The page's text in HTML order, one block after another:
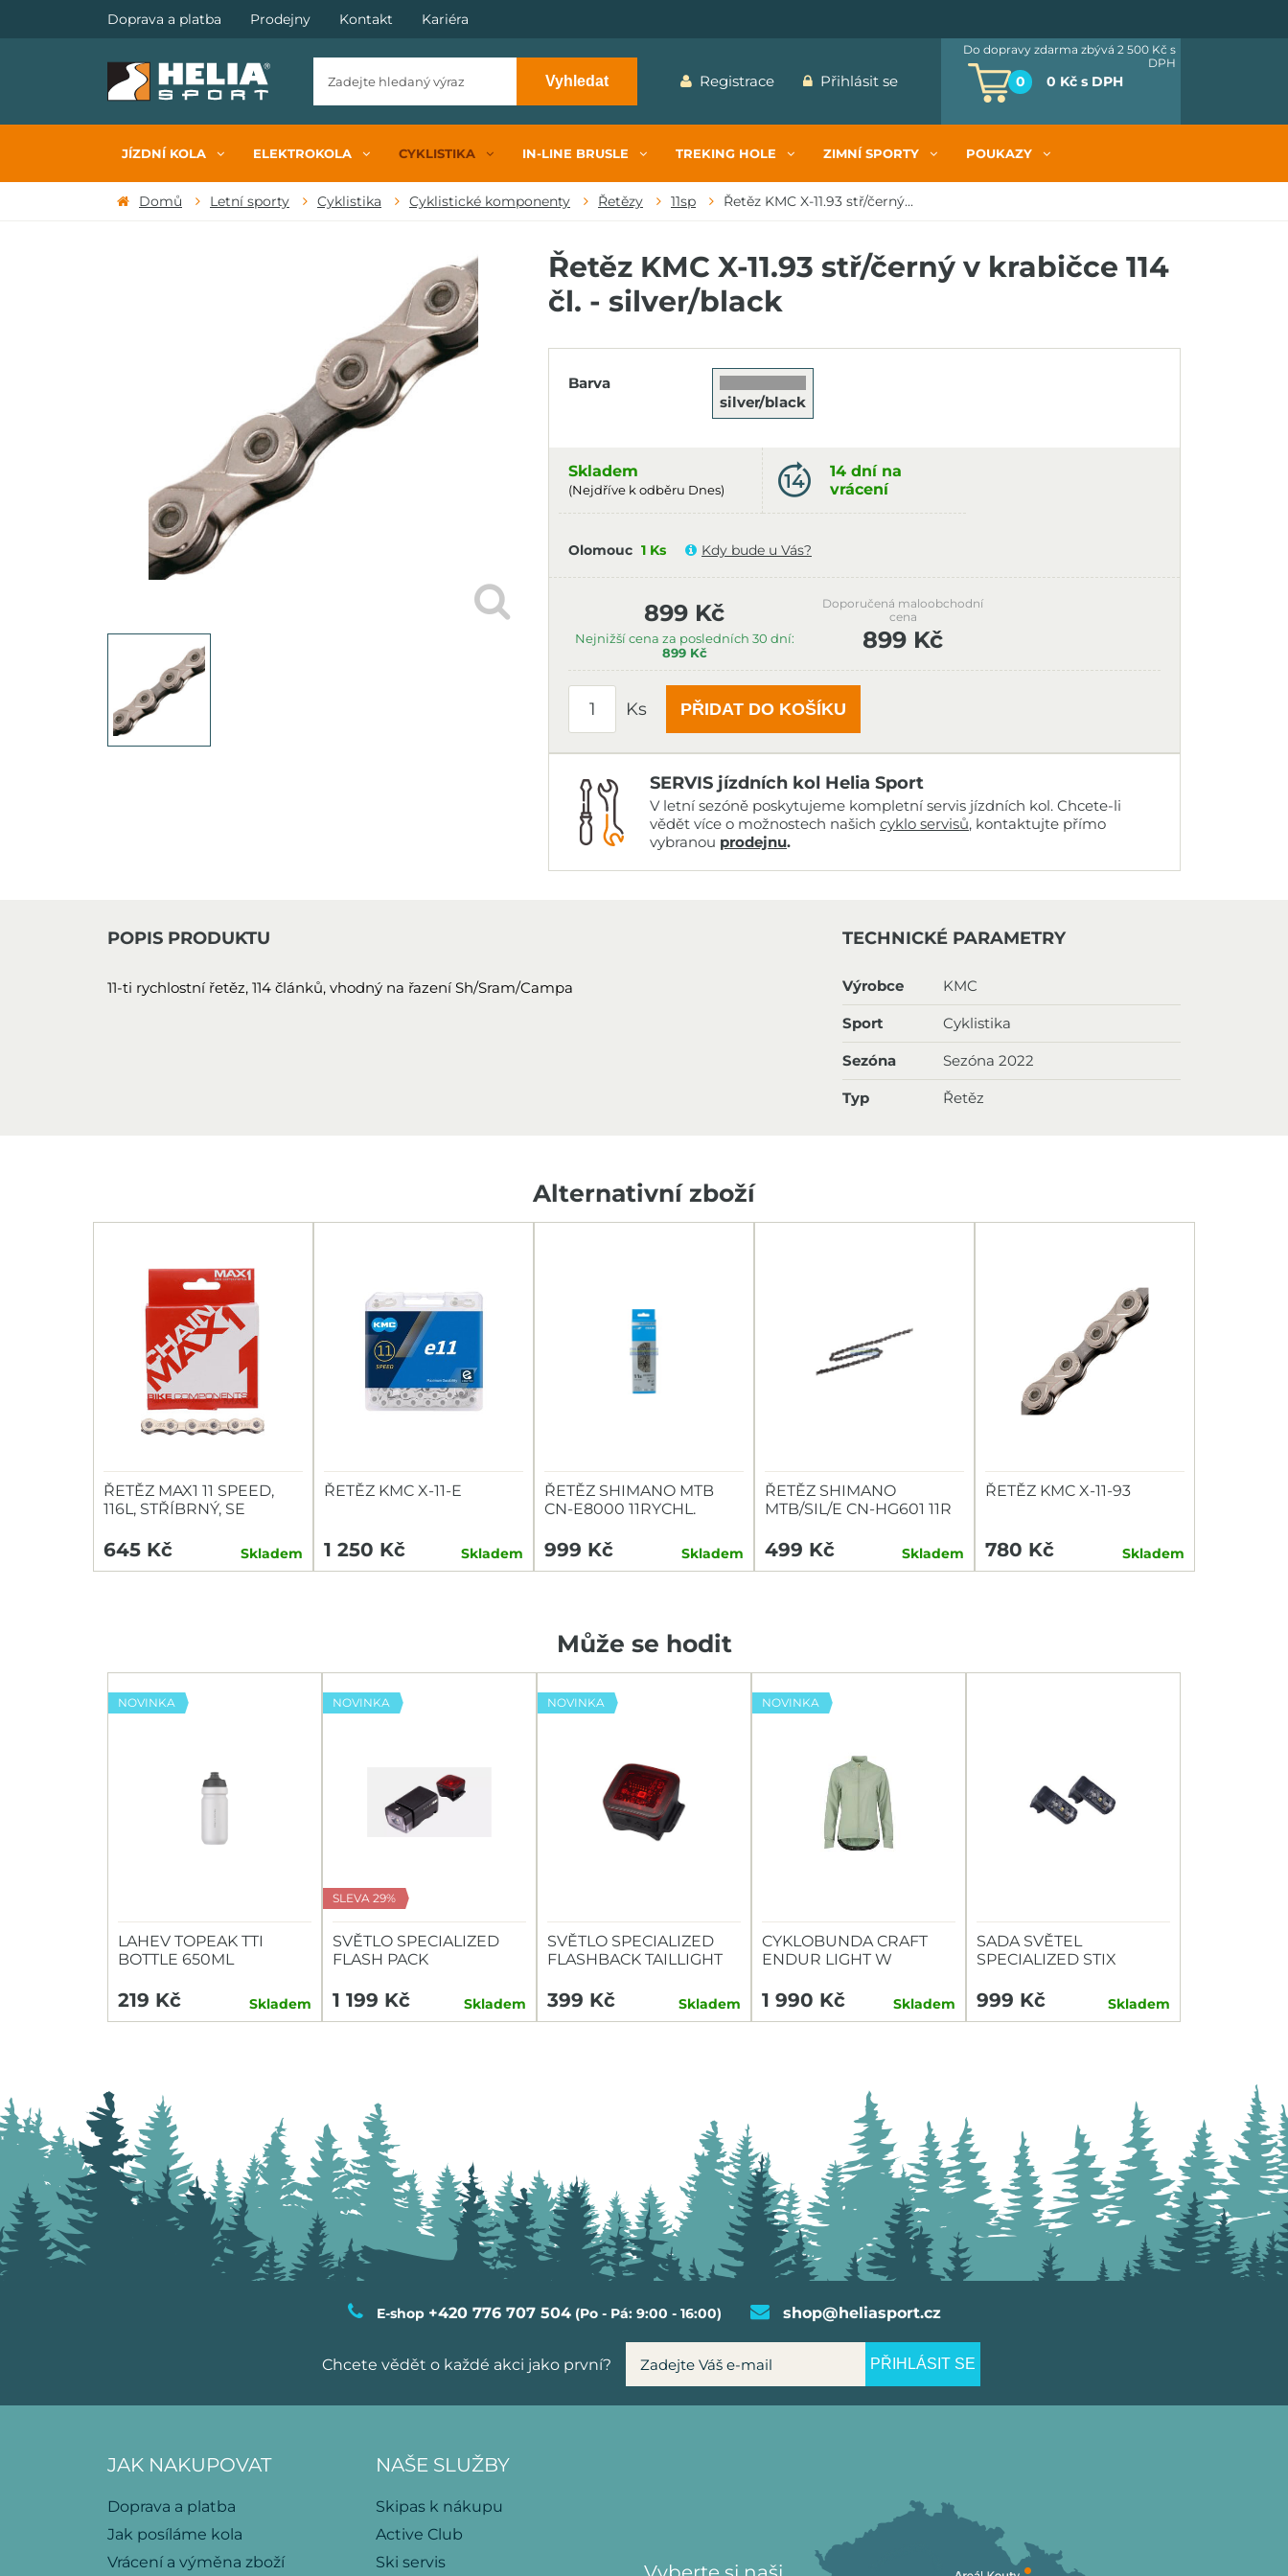
Doprava a platba Prodejny Kontakt Kariéra
Vyhledat Registrace Přihlásit se 0 0 Kč s DPH
Do dopravy zdarma zbývá 2 500 Kč s
DPH
JÍZDNÍ KOLA ELEKTROKOLA CYKLISTIKA IN-LINE BRUSLE TREKING HOLE ZIMNÍ SPORTY POUKAZY
Domů Letní sporty Cyklistika Cyklistické komponenty Řetězy 11sp Řetěz KMC X-11.93 stř/černý...
Řetěz KMC X-11.93 stř/černý v krabičce 114
čl. - silver/black
Barva
silver/black
Skladem
(Nejdříve k odběru Dnes)
14 dní na
vrácení
Olomouc 1 Ks Kdy bude u Vás?
899 Kč
Nejnižší cena za posledních 30 dní:
899 Kč
Doporučená maloobchodní
cena
899 Kč
Ks PŘIDAT DO KOŠÍKU
SERVIS jízdních kol Helia Sport
V letní sezóně poskytujeme kompletní servis jízdních kol. Chcete-li
vědět více o možnostech našich cyklo servisů, kontaktujte přímo
vybranou prodejnu.
POPIS PRODUKTU
11-ti rychlostní řetěz, 114 článků, vhodný na řazení Sh/Sram/Campa
TECHNICKÉ PARAMETRY
Výrobce KMC
Sport Cyklistika
Sezóna Sezóna 2022
Typ Řetěz
Alternativní zboží
ŘETĚZ MAX1 11 SPEED,
116L, STŘÍBRNÝ, SE
645 Kč Skladem
ŘETĚZ KMC X-11-E
1 250 Kč Skladem
ŘETĚZ SHIMANO MTB
CN-E8000 11RYCHL.
999 Kč Skladem
ŘETĚZ SHIMANO
MTB/SIL/E CN-HG601 11R
499 Kč Skladem
ŘETĚZ KMC X-11-93
780 Kč Skladem
Může se hodit
NOVINKA
LAHEV TOPEAK TTI
BOTTLE 650ML
219 Kč Skladem
NOVINKA
SLEVA 29%
SVĚTLO SPECIALIZED
FLASH PACK
1 199 Kč Skladem
NOVINKA
SVĚTLO SPECIALIZED
FLASHBACK TAILLIGHT
399 Kč Skladem
NOVINKA
CYKLOBUNDA CRAFT
ENDUR LIGHT W
1 990 Kč Skladem
SADA SVĚTEL
SPECIALIZED STIX
999 Kč Skladem
E-shop +420 776 707 504(Po - Pá: 9:00 - 16:00) shop@heliasport.cz
Chcete vědět o každé akci jako první? PŘIHLÁSIT SE
JAK NAKUPOVAT
Doprava a platba
Jak posíláme kola
Vrácení a výměna zboží
NAŠE SLUŽBY
Skipas k nákupu
Active Club
Ski servis